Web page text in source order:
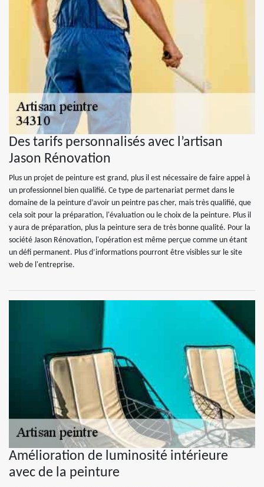
Des tarifs personnalisés avec l’artisan
Jason Rénovation
Plus un projet de peinture est grand, plus il est nécessaire de faire appel à
un professionnel bien qualifié. Ce type de partenariat permet dans le
domaine de la peinture d’avoir un peintre pas cher, mais très qualifié, que
cela soit pour la préparation, l'évaluation ou le choix de la peinture. Plus il
y aura de préparation, plus la peinture sera de très bonne qualité. Pour la
société Jason Rénovation, l'opération est même perçue comme un étant
un défi permanent. Plus d’informations pourront être visibles sur le site
web de l'entreprise.
Amélioration de luminosité intérieure
avec de la peinture